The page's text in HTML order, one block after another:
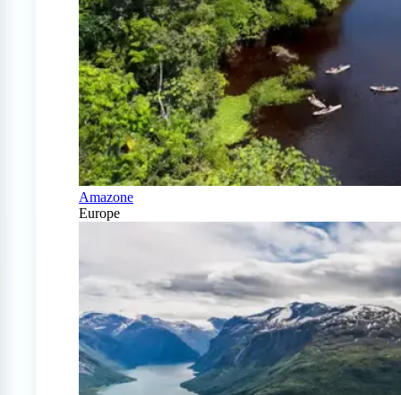
Amazone
Europe